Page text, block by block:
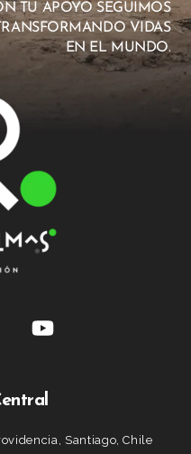
TU APOYO SEGUIMOS
VIDAS
EN EL MUNDO.
Santiago, Chile